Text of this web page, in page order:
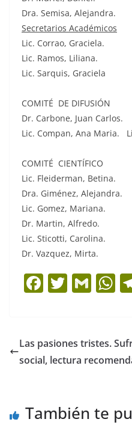
Dra. Semisa, Alejandra.
Secretarios Académicos
Lic. Corrao, Graciela.
Lic. Ramos, Liliana.
Lic. Sarquis, Graciela
COMITÉ DE DIFUSIÓN
Dr. Carbone, Juan Carlos.
Lic. Compan, Ana Maria.
COMITÉ CIENTÍFICO
Lic. Fleiderman, Betina.
Dra. Giménez, Alejandra.
Lic. Gomez, Mariana.
Dr. Martin, Alfredo.
Lic. Sticotti, Carolina.
Dr. Vazquez, Mirta.
F
e
b
k
T
er
G
l s
A
Las pasiones tristes.
social, lectura
También te